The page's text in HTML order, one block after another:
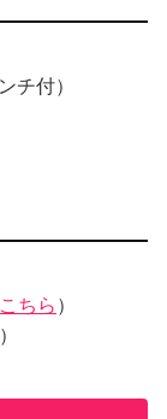
チ付）
ちら ）
）